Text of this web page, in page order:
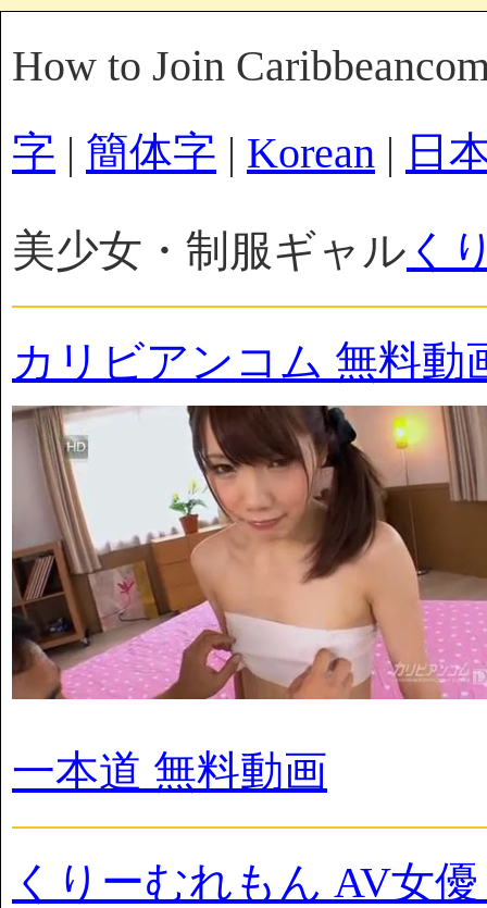
How to Join
字 | 簡体字 | Korean | 日
美少女・制服ギャル く
カリビアンコム 無料動
一本道 無料動画
くりーむれもん AV女